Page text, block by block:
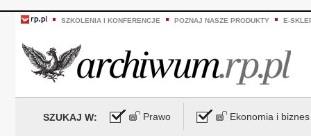
SZKOLENIA I KONFERENCJE POZNAJ NASZE PRODUKTY E-
SZUKAJ W: Prawo Ekonomia i biznes